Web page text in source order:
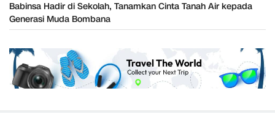
Babinsa Hadir di Sekolah, Tanamkan Cinta Tanah Air kepada
Generasi Muda Bombana